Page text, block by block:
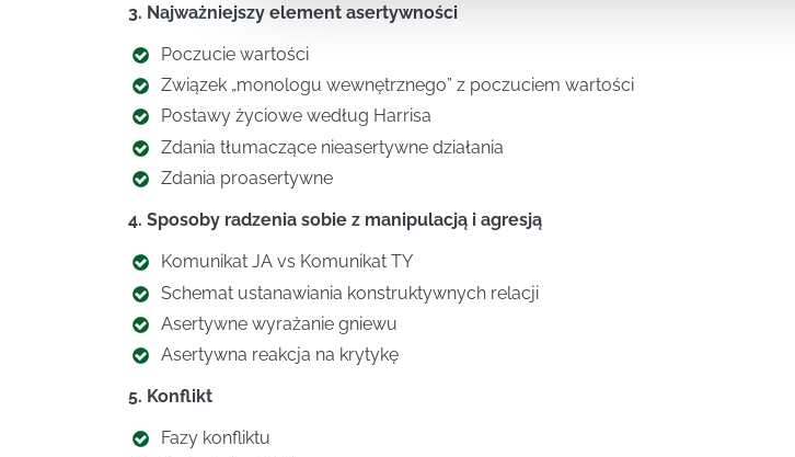
3. Najważniejszy element asertywności
Poczucie wartości
Związek „monologu wewnętrznego” z poczuciem wartości
Postawy życiowe według Harrisa
Zdania tłumaczące nieasertywne działania
Zdania proasertywne
4. Sposoby radzenia sobie z manipulacją i agresją
Komunikat JA vs Komunikat TY
Schemat ustanawiania konstruktywnych relacji
Asertywne wyrażanie gniewu
Asertywna reakcja na krytykę
5. Konflikt
Fazy konfliktu